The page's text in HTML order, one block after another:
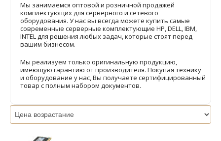
Мы занимаемся оптовой и розничной продажей
комплектующих для серверного и сетевого
оборудования. У нас вы всегда можете купить самые
современные серверные комплектующие HP, DELL, IBM,
INTEL для решения любых задач, которые стоят перед
вашим бизнесом.
Мы реализуем только оригинальную продукцию,
имеющую гарантию от производителя. Покупая технику
и оборудование у нас, Вы получаете сертифицированный
товар с полным набором документов.